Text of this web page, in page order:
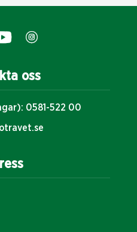
oss
0581-522 00